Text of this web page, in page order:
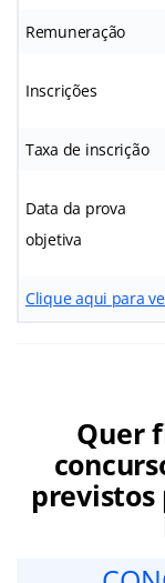
Remuneração
Inscrições
Taxa de inscrição
Data da prova
objetiva
Clique aqui para
Quer
previstos